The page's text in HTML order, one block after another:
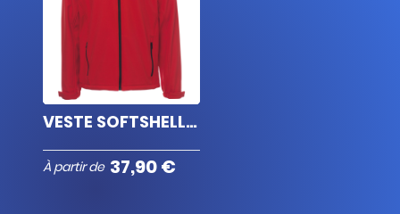
VESTE SOFTSHELL BRODERIE
À partir de 37,90 €